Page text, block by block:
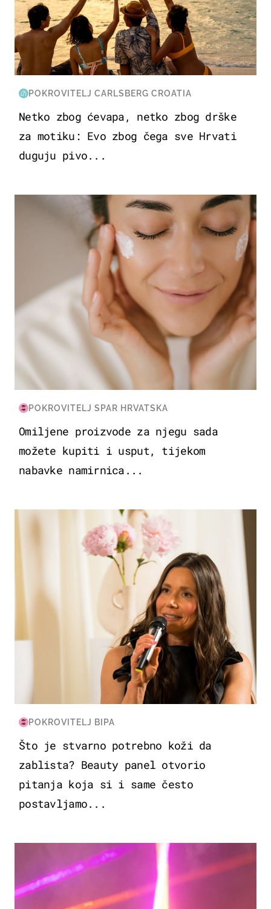
POKROVITELJ CARLSBERG CROATIA
Netko zbog ćevapa, netko zbog drške
za motiku: Evo zbog čega sve Hrvati
duguju pivo...
MODA & LJEPOTA
POKROVITELJ SPAR HRVATSKA
Omiljene proizvode za njegu sada
možete kupiti i usput, tijekom
nabavke namirnica...
MODA & LJEPOTA
POKROVITELJ BIPA
Što je stvarno potrebno koži da
zablista? Beauty panel otvorio
pitanja koja si i same često
postavljamo...
KULTURA & ZABAVA